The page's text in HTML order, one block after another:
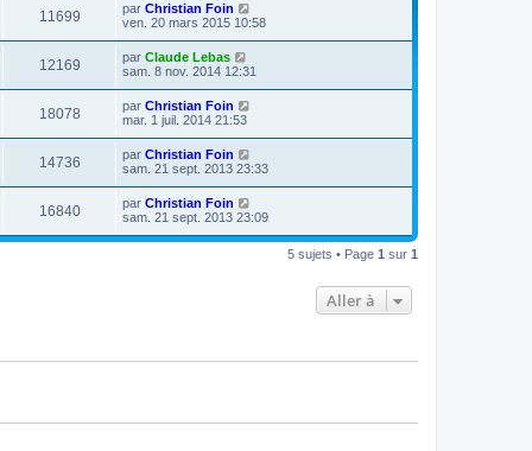
g
e
e
r
e
s
s
e
11699 par Christian Foin
ven. 20 mars 2015 10:58
12169 par Claude Lebas
sam. 8 nov. 2014 12:31
18078 par Christian Foin
mar. 1 juil. 2014 21:53
14736 par Christian Foin
sam. 21 sept. 2013 23:33
16840 par Christian Foin
sam. 21 sept. 2013 23:09
5 sujets • Page 1 sur 1
Aller à